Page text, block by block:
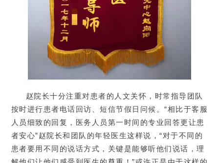
赵院长十分注重对患者的人文关怀，时常指导团队
按时进行患者电话回访、短信节假日问候。“相比于客服
人员细致的回复，医务人员第一时间的专业回答更让患
者安心”赵院长和团队的年轻医生这样说，“对于不同的
患者要用不同的说话方式，关键是能够听他们说话，理